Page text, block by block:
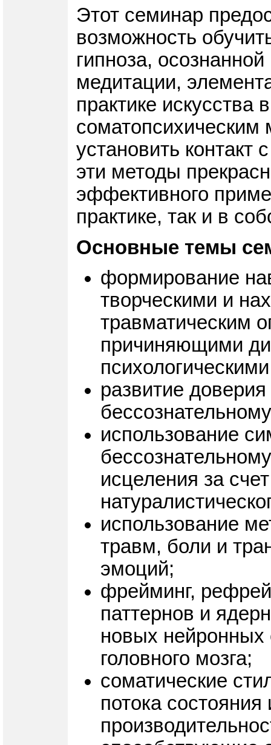
Этот семинар
возможность
гипноза,
медитации,
практике искусства
установить
эти методы
эффективного
практике, так и в
Основные темы
формирование
творческими и
травматическим
причиняющими
развитие
использование
исцеления за
использование
травм, боли и
эмоций;
фрейминг,
паттернов и
новых нейронных
головного мозга;
соматические
потока